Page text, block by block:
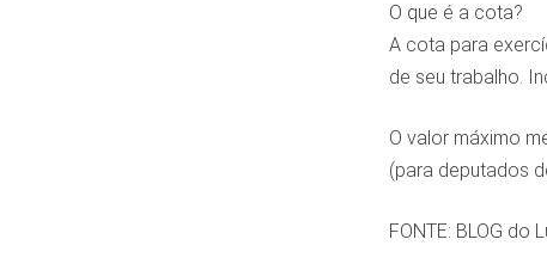
O que é a cota?
A cota para
de seu trabalho.
O valor máximo
(para deputados
FONTE: BLOG do